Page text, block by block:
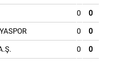
0 0
0 0
0 0